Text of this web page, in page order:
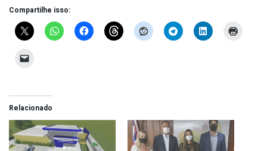
Compartilhe isso:
Relacionado